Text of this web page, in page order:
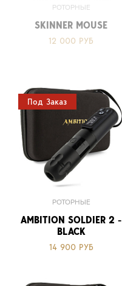
РОТОРНЫЕ
SKINNER MOUSE
12 000 РУБ
Под Заказ
РОТОРНЫЕ
AMBITION SOLDIER 2 -
BLACK
14 900 РУБ